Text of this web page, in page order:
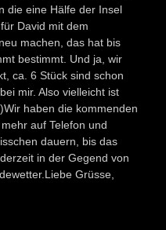
die eine Hälfe der Insel
David mit dem
machen, das hat bis
bestimmt. Und ja, wir
ca. 6 Stück sind schon
mir. Also vielleicht ist
haben die kommenden
auf Telefon und
dauern, bis das
in der Gegend von
Grüsse,